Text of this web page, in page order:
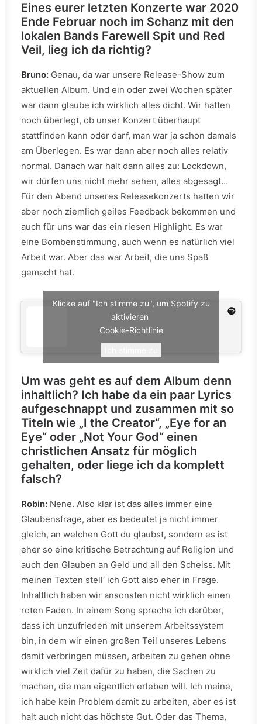
Eines eurer letzten Konzerte war 2020
Ende Februar noch im Schanz mit den
lokalen Bands Farewell Spit und Red
Veil, lieg ich da richtig?
Bruno: Genau, da war unsere Release-Show zum
aktuellen Album. Und ein oder zwei Wochen später
war dann glaube ich wirklich alles dicht. Wir hatten
noch überlegt, ob unser Konzert überhaupt
stattfinden kann oder darf, man war ja schon damals
am Überlegen. Es war dann aber noch alles relativ
normal. Danach war halt dann alles zu: Lockdown,
wir dürfen uns nicht mehr sehen, alles abgesagt…
Für den Abend unseres Releasekonzerts hatten wir
aber noch ziemlich geiles Feedback bekommen und
auch für uns war das ein riesen Highlight. Es war
eine Bombenstimmung, auch wenn es natürlich viel
Arbeit war. Aber das war Arbeit, die uns Spaß
gemacht hat.
Klicke auf "Ich stimme zu", um Spotify zu
aktivieren
Cookie-Richtlinie
Um was geht es auf dem Album denn
inhaltlich? Ich habe da ein paar Lyrics
aufgeschnappt und zusammen mit so
Titeln wie „I the Creator“, „Eye for an
Eye“ oder „Not Your God“ einen
christlichen Ansatz für möglich
gehalten, oder liege ich da komplett
falsch?
Robin: Nene. Also klar ist das alles immer eine
Glaubensfrage, aber es bedeutet ja nicht immer
gleich, an welchen Gott du glaubst, sondern es ist
eher so eine kritische Betrachtung auf Religion und
auch den Glauben an Geld und all den Scheiss. Mit
meinen Texten stell‘ ich Gott also eher in Frage.
Inhaltlich haben wir ansonsten nicht wirklich einen
roten Faden. In einem Song spreche ich darüber,
dass ich unzufrieden mit unserem Arbeitssystem
bin, in dem wir einen großen Teil unseres Lebens
damit verbringen müssen, arbeiten zu gehen ohne
wirklich viel Zeit dafür zu haben, die Sachen zu
machen, die man eigentlich erleben will. Ich meine,
ich habe kein Problem damit zu arbeiten, aber es ist
halt auch nicht das höchste Gut. Oder das Thema,